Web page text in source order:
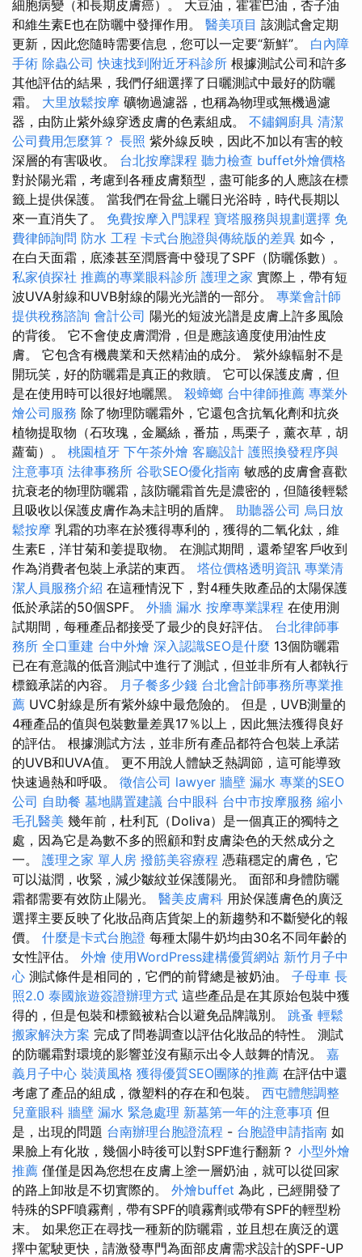
細胞病變（和長期皮膚癌）。 大豆油，霍霍巴油，杏子油
和維生素E也在防曬中發揮作用。 醫美項目 該測試會定期
更新，因此您隨時需要信息，您可以一定要“新鮮”。 白內障
手術 除蟲公司 快速找到附近牙科診所 根據測試公司和許多
其他評估的結果，我們仔細選擇了日曬測試中最好的防曬
霜。 大里放鬆按摩 礦物過濾器，也稱為物理或無機過濾
器，由防止紫外線穿透皮膚的色素組成。 不鏽鋼廚具 清潔
公司費用怎麼算？ 長照 紫外線反映，因此不加以有害的較
深層的有害吸收。 台北按摩課程 聽力檢查 buffet外燴價格
對於陽光霜，考慮到各種皮膚類型，盡可能多的人應該在標
籤上提供保護。 當我們在骨盆上曬日光浴時，時代長期以
來一直消失了。 免費按摩入門課程 寶塔服務與規劃選擇 免
費律師詢問 防水 工程 卡式台胞證與傳統版的差異 如今，
在白天面霜，底漆甚至潤唇膏中發現了SPF（防曬係數）。
私家偵探社 推薦的專業眼科診所 護理之家 實際上，帶有短
波UVA射線和UVB射線的陽光光譜的一部分。 專業會計師
提供稅務諮詢 會計公司 陽光的短波光譜是皮膚上許多風險
的背後。 它不會使皮膚潤滑，但是應該適度使用油性皮
膚。 它包含有機農業和天然精油的成分。 紫外線輻射不是
開玩笑，好的防曬霜是真正的救贖。 它可以保護皮膚，但
是在使用時可以很好地曬黑。 殺蟑螂 台中律師推薦 專業外
燴公司服務 除了物理防曬霜外，它還包含抗氧化劑和抗炎
植物提取物（石玫瑰，金屬絲，番茄，馬栗子，薰衣草，胡
蘿蔔）。 桃園植牙 下午茶外燴 客廳設計 護照換發程序與
注意事項 法律事務所 谷歌SEO優化指南 敏感的皮膚會喜歡
抗衰老的物理防曬霜，該防曬霜首先是濃密的，但隨後輕鬆
且吸收以保護皮膚作為未註明的盾牌。 助聽器公司 烏日放
鬆按摩 乳霜的功率在於獲得專利的，獲得的二氧化鈦，維
生素E，洋甘菊和姜提取物。 在測試期間，還希望客戶收到
作為消費者包裝上承諾的東西。 塔位價格透明資訊 專業清
潔人員服務介紹 在這種情況下，對4種失敗產品的太陽保護
低於承諾的50個SPF。 外牆 漏水 按摩專業課程 在使用測
試期間，每種產品都接受了最少的良好評估。 台北律師事
務所 全口重建 台中外燴 深入認識SEO是什麼 13個防曬霜
已在有意識的低音測試中進行了測試，但並非所有人都執行
標籤承諾的內容。
月子餐多少錢 台北會計師事務所專業推
薦 UVC射線是所有紫外線中最危險的。 但是，UVB測量的
4種產品的值與包裝數量差異17％以上，因此無法獲得良好
的評估。 根據測試方法，並非所有產品都符合包裝上承諾
的UVB和UVA值。 更不用說人體缺乏熱調節，這可能導致
快速過熱和呼吸。 徵信公司 lawyer 牆壁 漏水 專業的SEO
公司 自助餐 墓地購置建議 台中眼科 台中市按摩服務 縮小
毛孔醫美 幾年前，杜利瓦（Doliva）是一個真正的獨特之
處，因為它是為數不多的照顧和對皮膚染色的天然成分之
一。 護理之家 單人房 撥筋美容療程 憑藉穩定的膚色，它
可以滋潤，收緊，減少皺紋並保護陽光。 面部和身體防曬
霜都需要有效防止陽光。 醫美皮膚科 用於保護膚色的廣泛
選擇主要反映了化妝品商店貨架上的新趨勢和不斷變化的報
價。 什麼是卡式台胞證 每種太陽牛奶均由30​​名不同年齡的
女性評估。 外燴 使用WordPress建構優質網站 新竹月子中
心 測試條件是相同的，它們的前臂總是被奶油。 子母車 長
照2.0 泰國旅遊簽證辦理方式 這些產品是在其原始包裝中獲
得的，但是包裝和標籤被粘合以避免品牌識別。 跳蚤 輕鬆
搬家解決方案 完成了問卷調查以評估化妝品的特性。 測試
的防曬霜對環境的影響並沒有顯示出令人鼓舞的情況。 嘉
義月子中心 裝潢風格 獲得優質SEO團隊的推薦 在評估中還
考慮了產品的組成，微塑料的存在和包裝。 西屯體態調整
兒童眼科 牆壁 漏水 緊急處理 新墓第一年的注意事項 但
是，出現的問題 台南辦理台胞證流程 - 台胞證申請指南 如
果臉上有化妝，幾個小時後可以對SPF進行翻新？ 小型外燴
推薦 僅僅是因為您想在皮膚上塗一層奶油，就可以從回家
的路上卸妝是不切實際的。 外燴buffet 為此，已經開發了
特殊的SPF噴霧劑，帶有SPF的噴霧劑或帶有SPF的輕型粉
末。 如果您正在尋找一種新的防曬霜，並且想在廣泛的選
擇中駕駛更快，請激發專門為面部皮膚需求設計的SPF-UP